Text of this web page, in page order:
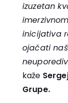
izuzetan
inicijativa
ojačati
kaže
Grupe.